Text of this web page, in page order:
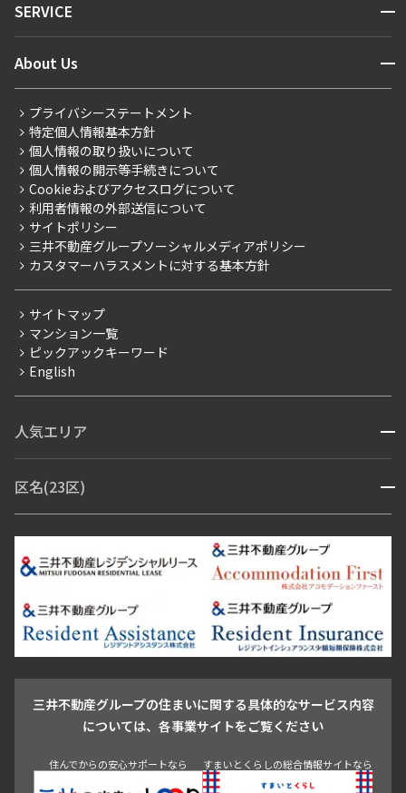
新着情報から探す
新着募集情報
こだわりから探す
こだわり一覧
プレミアムマンション
新築
当社限定（港区・渋谷区）
当社限定（港区・渋谷区以外）
三井不動産企画
賃料改定
フリーレント
ペット可
ブランドマンション
マンションレポート
住まいのコラム
SERVICE 開閉
会員ページ
ご入居・提携サービス
お部屋探しからご契約まで
よくあるご質問
社宅紹介
【仲介会社様向け】当社仲介事業部取り扱い物件入居申込
About Us 開閉
会社情報
事業案内
採用情報
ニュースリリース
お問い合わせ
プライバシーステートメント
特定個人情報基本方針
個人情報の取り扱いについて
個人情報の開示等手続きについて
Cookieおよびアクセスログについて
利用者情報の外部送信について
サイトポリシー
三井不動産グループソーシャルメディアポリシー
カスタマーハラスメントに対する基本方針
サイトマップ
マンション一覧
ピックアックキーワード
English
人気エリア 開閉
青山・表参道・原宿
市ヶ谷・神楽坂・飯田橋
三田・芝・浜松町
芝浦・汐留・品川
月島・勝どき・豊洲
本郷・春日・小石川
目白・高田馬場・早稲田
池尻大橋・三軒茶屋
祐天寺・学芸大学・自由が丘
駒沢・用賀・二子玉川
成城・砧
池袋・板橋・王子
青山 渋谷 東京・大手町 新宿 品川
目黒・中目黒
区名(23区) 開閉
江東区 台東区 墨田区
中野区
豊島区
杉並区 板橋区 練馬区 荒川区
足立区
葛飾区
江戸川区
三井不動産グループの住まいに関する具体的なサービス内容
については、各事業サイトをご覧ください
住んでからの安心サポートなら すまいとくらしの総合情報サイトなら